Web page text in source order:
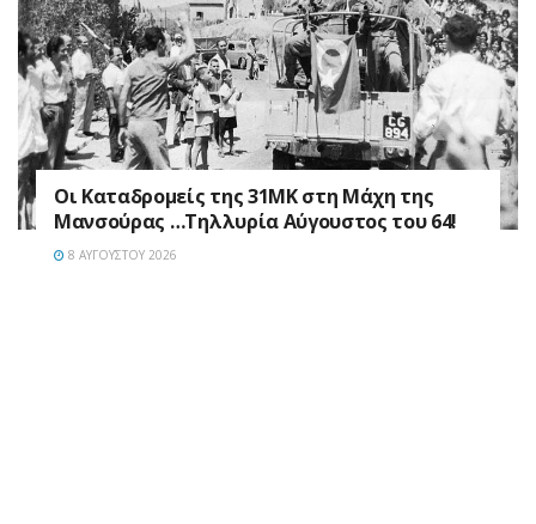
Οι Καταδρομείς της 31ΜΚ στη Mάχη της
Μανσούρας …Τηλλυρία Αύγουστος του 64!
8 ΑΥΓΟΎΣΤΟΥ 2026